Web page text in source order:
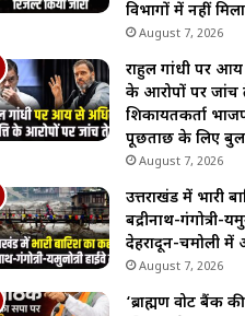
विभागों में नहीं
August 7, 2026
राहुल गांधी पर
के आरोपों पर
शिकायतकर्ता
पूछताछ के लिए
August 7, 2026
उत्तराखंड में भारी
बद्रीनाथ-गंगोत्री-
देहरादून-चमोली
August 7, 2026
‘ब्राह्मण वोट बैंक